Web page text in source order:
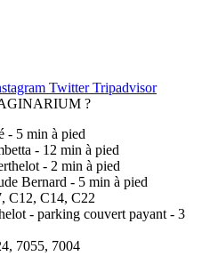
Twitter Tripadvisor
?
- 5 min à pied
- 12 min à pied
- 2 min à pied
Bernard - 5 min à pied
C12, C14, C22
- parking couvert payant - 3
7055, 7004